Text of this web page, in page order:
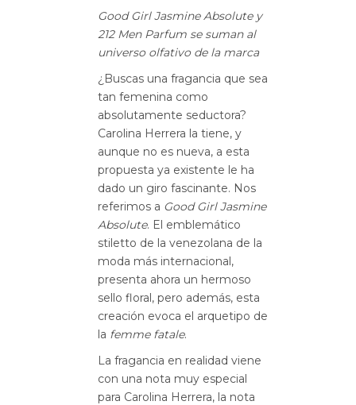
Good Girl Jasmine Absolute y
212 Men Parfum se suman al
universo olfativo de la marca
¿Buscas una fragancia que sea
tan femenina como
absolutamente seductora?
Carolina Herrera la tiene, y
aunque no es nueva, a esta
propuesta ya existente le ha
dado un giro fascinante. Nos
referimos a Good Girl Jasmine
Absolute. El emblemático
stiletto de la venezolana de la
moda más internacional,
presenta ahora un hermoso
sello floral, pero además, esta
creación evoca el arquetipo de
la femme fatale.
La fragancia en realidad viene
con una nota muy especial
para Carolina Herrera, la nota